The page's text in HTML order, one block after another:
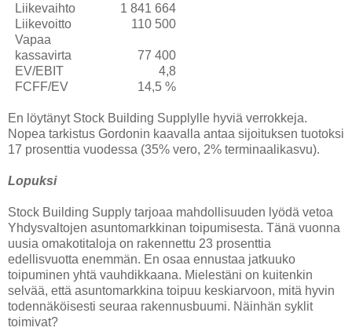
Liikevaihto
1 841 664
Liikevoitto
110 500
Vapaa
kassavirta
77 400
EV/EBIT
4,8
FCFF/EV
14,5 %
En löytänyt Stock Building Supplylle hyviä verrokkeja.
Nopea tarkistus Gordonin kaavalla antaa sijoituksen tuotoksi
17 prosenttia vuodessa (35% vero, 2% terminaalikasvu).
Lopuksi
Stock Building Supply tarjoaa mahdollisuuden lyödä vetoa
Yhdysvaltojen asuntomarkkinan toipumisesta. Tänä vuonna
uusia omakotitaloja on rakennettu 23 prosenttia
edellisvuotta enemmän. En osaa ennustaa jatkuuko
toipuminen yhtä vauhdikkaana. Mielestäni on kuitenkin
selvää, että asuntomarkkina toipuu keskiarvoon, mitä hyvin
todennäköisesti seuraa rakennusbuumi. Näinhän syklit
toimivat?